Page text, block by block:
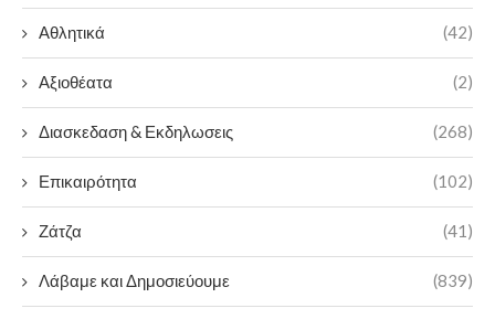
Αθλητικά (42)
Αξιοθέατα (2)
Διασκεδαση & Εκδηλωσεις (268)
Επικαιρότητα (102)
Ζάτζα (41)
Λάβαμε και Δημοσιεύουμε (839)